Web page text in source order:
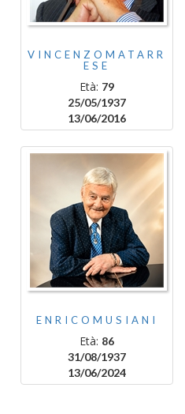
VINCENZOMATARR
ESE
Età: 79
25/05/1937
13/06/2016
ENRICOMUSIANI
Età: 86
31/08/1937
13/06/2024